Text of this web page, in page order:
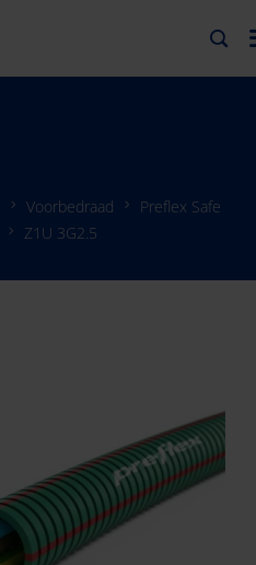
Voorbedraad
Preflex Safe
Z1U 3G2.5